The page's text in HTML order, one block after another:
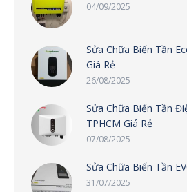
04/09/2025
Sửa Chữa Biến Tần
Giá Rẻ
26/08/2025
Sửa Chữa Biến Tần
TPHCM Giá Rẻ
07/08/2025
Sửa Chữa Biến Tần
31/07/2025